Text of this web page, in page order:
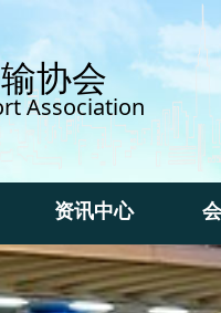
协会
Association
资讯中心
资讯中心